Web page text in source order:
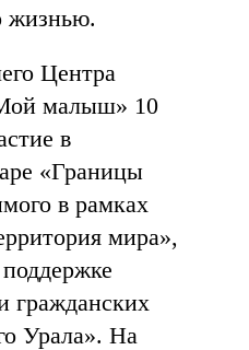
жизнью.
Центра
малыш» 10
в
«Границы
в рамках
мира»,
гражданских
Урала». На